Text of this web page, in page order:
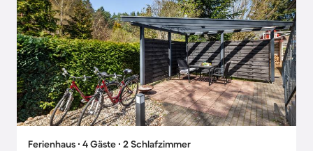
Ferienhaus ∙ 4 Gäste ∙ 2 Schlafzimmer